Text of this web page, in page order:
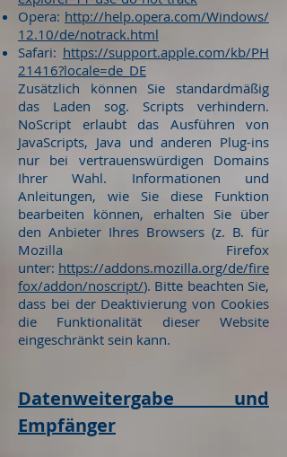
Opera: http://help.opera.com/Windows/
12.10/de/notrack.html
Safari: https://support.apple.com/kb/PH
21416?locale=de_DE
Zusätzlich können Sie standardmäßig
das Laden sog. Scripts verhindern.
NoScript erlaubt das Ausführen von
JavaScripts, Java und anderen Plug-ins
nur bei vertrauenswürdigen Domains
Ihrer Wahl. Informationen und
Anleitungen, wie Sie diese Funktion
bearbeiten können, erhalten Sie über
den Anbieter Ihres Browsers (z. B. für
Mozilla Firefox
unter: https://addons.mozilla.org/de/fire
fox/addon/noscript/). Bitte beachten Sie,
dass bei der Deaktivierung von Cookies
die Funktionalität dieser Website
eingeschränkt sein kann.
Datenweitergabe und
Empfänger